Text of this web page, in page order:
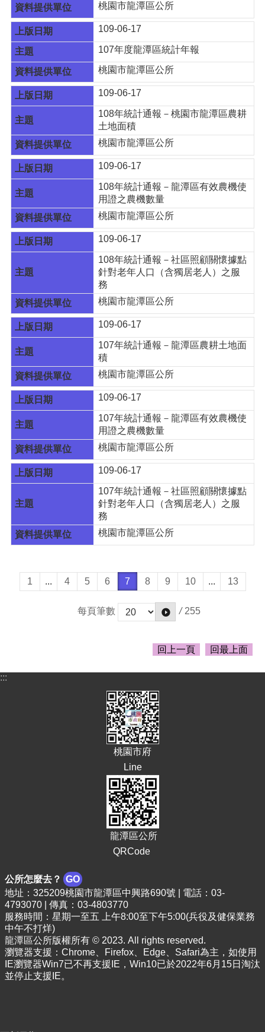
網
安
全
政
策
桃園市龍潭區公所
109-06-17
107年度龍潭區統計年報
桃園市龍潭區公所
109-06-17
108年統計通報－桃園市龍潭區農耕
土地面積
桃園市龍潭區公所
109-06-17
108年統計通報－龍潭區有效農機使
用證之農機數量
桃園市龍潭區公所
109-06-17
108年統計通報－社區照顧關懷據點
針對老年人口（含獨居老人）之服
務
桃園市龍潭區公所
109-06-17
107年統計通報－龍潭區農耕土地面
積
桃園市龍潭區公所
109-06-17
107年統計通報－龍潭區有效農機使
用證之農機數量
桃園市龍潭區公所
109-06-17
107年統計通報－社區照顧關懷據點
針對老年人口（含獨居老人）之服
務
桃園市龍潭區公所
1 ... 4 5 6 7 8 9 10 ... 13
每頁筆數 / 255
回上一頁 回最上面
:::
桃園市府
Line
龍潭區公所
QRCode
公所怎麼去？ GO
地址：325209桃園市龍潭區中興路690號 | 電話：03-
4793070 | 傳真：03-4803770
服務時間：星期一至五 上午8:00至下午5:00(兵役及健保業務
中午不打烊)
龍潭區公所版權所有 © 2023. All rights reserved.
瀏覽器支援：Chrome、Firefox、Edge、Safari為主，如使用
IE瀏覽器Win7已不再支援IE，Win10已於2022年6月15日淘汰
並停止支援IE。